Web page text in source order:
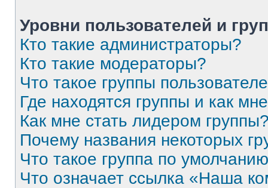
Уровни пользователей и
Кто такие администраторы?
Кто такие модераторы?
Что такое группы
Где находятся группы и как
Как мне стать лидером
Почему названия некоторых
Что такое группа по
Что означает ссылка «Наша